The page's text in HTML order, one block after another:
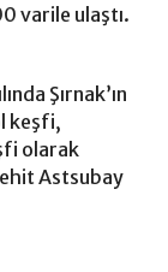
varile ulaştı.
Şırnak’ın
keşfi,
olarak
Astsubay